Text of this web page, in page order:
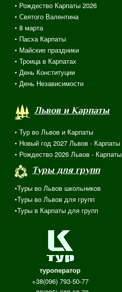
• Рождество Карпаты 2026
• Святого Валентина
• 8 марта
• Пасха Карпаты
• Майские праздники
• Троица в Карпатах
• День Конституции
• День Независимости
Львов и Карпаты
• Тур во Львов и Карпаты
• Новый год 2027 Львов - Карпаты
• Рождество 2026 Львов - Карпаты
Туры для групп
•Туры во Львов школьников
•Туры во Львов для групп
•Туры в Карпаты для групп
туроператор
+38(096) 793-50-77